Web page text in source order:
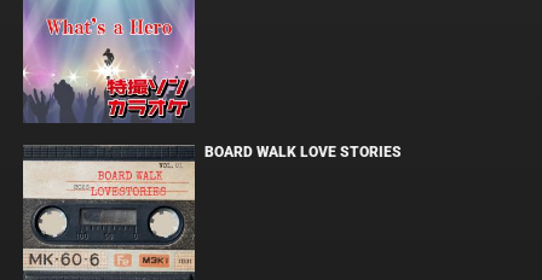
BOARD WALK LOVE STORIES